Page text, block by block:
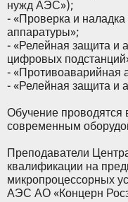
нужд АЭС»);
- «Проверка и
аппаратуры»;
- «Релейная защита и
цифровых
- «Противоаварийная
- «Релейная защита и
Обучение
современным
Преподаватели
квалификации на
микропроцессорных
АЭС АО «Концерн